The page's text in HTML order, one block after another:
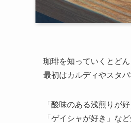
珈琲を知っていくとど
最初はカルディやスタ
「酸味のある浅煎りが
「ゲイシャが好き」な